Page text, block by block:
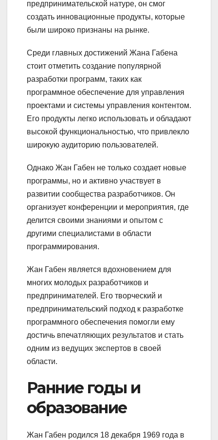
предпринимательской натуре, он смог
создать инновационные продукты, которые
были широко признаны на рынке.
Среди главных достижений Жана Габена
стоит отметить создание популярной
разработки программ, таких как
программное обеспечение для управления
проектами и системы управления контентом.
Его продукты легко использовать и обладают
высокой функциональностью, что привлекло
широкую аудиторию пользователей.
Однако Жан Габен не только создает новые
программы, но и активно участвует в
развитии сообщества разработчиков. Он
организует конференции и мероприятия, где
делится своими знаниями и опытом с
другими специалистами в области
программирования.
Жан Габен является вдохновением для
многих молодых разработчиков и
предпринимателей. Его творческий и
предпринимательский подход к разработке
программного обеспечения помогли ему
достичь впечатляющих результатов и стать
одним из ведущих экспертов в своей
области.
Ранние годы и
образование
Жан Габен родился 18 декабря 1969 года в